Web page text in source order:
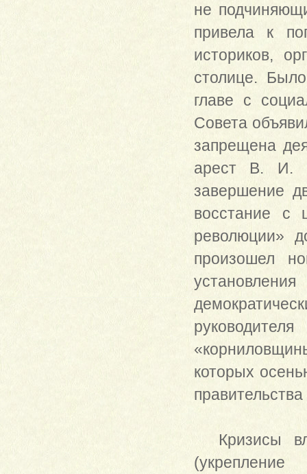
не
привела к
историков,
столице.
главе с
Совета
запрещена
арест В. И.
завершение
восстание с
революции»
произошел
которых
Кризисы